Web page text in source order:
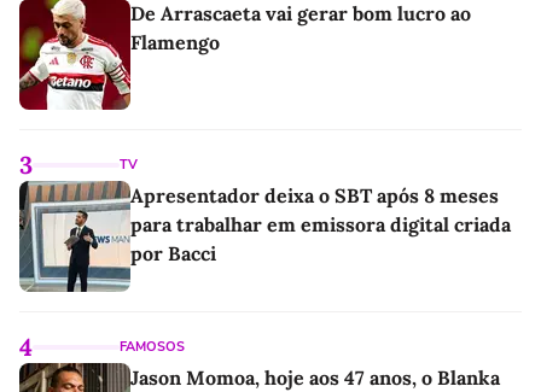
De Arrascaeta vai gerar bom lucro ao
Flamengo
3 TV
Apresentador deixa o SBT após 8 meses
para trabalhar em emissora digital criada
por Bacci
4 FAMOSOS
Jason Momoa, hoje aos 47 anos, o Blanka